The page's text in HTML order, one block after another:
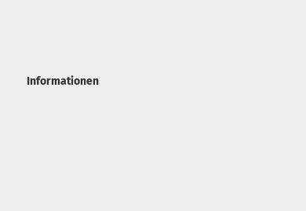
Informationen